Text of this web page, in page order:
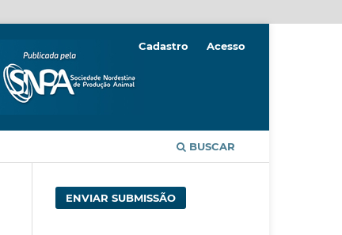
BUSCAR
Cadastro Acesso
ENVIAR SUBMISSÃO